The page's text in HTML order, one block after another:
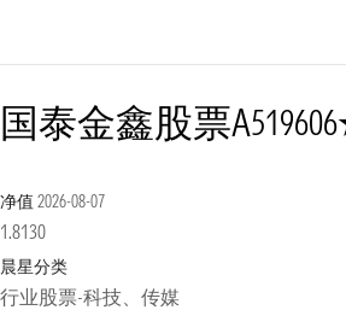
国泰金鑫股票A519606
净值 2026-08-07
1.8130
晨星分类
行业股票-科技、传媒